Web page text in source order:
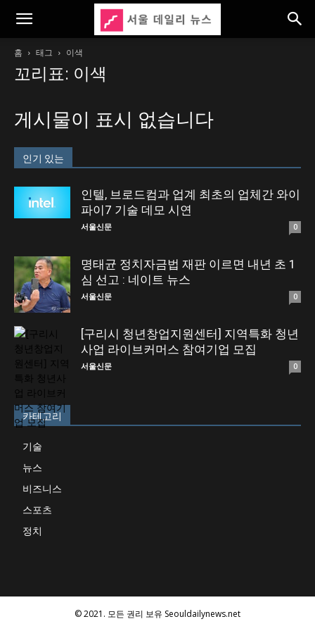
홈 태그 이색
꼬리표: 이색
게시물이 표시 없습니다
인기 있는
인텔, 브로드컴과 업계 최초의 업체간 와이
파이7 기술 데모 시연
서울신문 0
명태균 정치자금법 재판 이르면 내년 초 1
심 선고 : 네이트 뉴스
서울신문 0
[구리시 청년창업지원센터] 지역특화 청년
사업 라이브커머스 참여기업 모집
서울신문 0
카테고리
기술
뉴스
비즈니스
스포츠
정치
© 2021. 모든 권리 보유 Seouldailynews.net